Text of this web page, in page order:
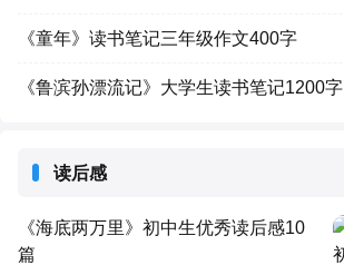
《童年》读书笔记三年级作文400字
《鲁滨孙漂流记》大学生读书笔记1200字
读后感
《海底两万里》初中生优秀读后感10
篇